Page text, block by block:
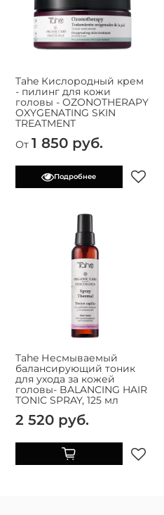
Tahe Кислородный крем
- пилинг для кожи
головы - OZONOTHERAPY
OXYGENATING SKIN
TREATMENT
От 1 850 руб.
Подробнее
Tahe Несмываемый
балансирующий тоник
для ухода за кожей
головы- BALANCING HAIR
TONIC SPRAY, 125 мл
2 520 руб.